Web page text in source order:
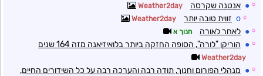
☼
● אנטנה שקרסה Weather2day
☼
o זווית טובה יותר Weather2day
☼
● לאחר לאורה חנוך א
☼
● הוריקן "לורה", הסופה החזקה ביותר בלואיזיאנה מזה 164 שנים
Weather2day
☼
● מנהלי הפורום וחנוך, תודה רבה והערכה רבה על כל השידורים החיים,